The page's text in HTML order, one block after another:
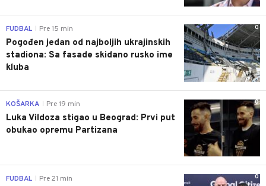
0
FUDBAL Pre 15 min
Pogođen jedan od najboljih ukrajinskih
stadiona: Sa fasade skidano rusko ime
kluba
0
KOŠARKA Pre 19 min
Luka Vildoza stigao u Beograd: Prvi put
obukao opremu Partizana
0
FUDBAL Pre 21 min